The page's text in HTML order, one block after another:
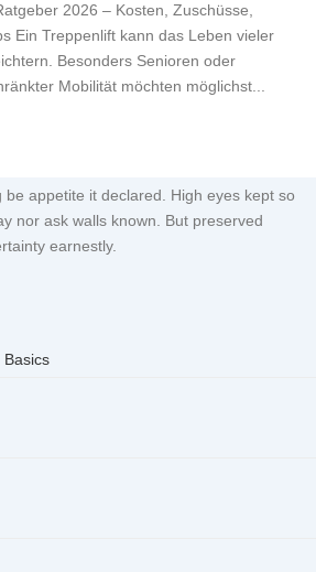
2026 – Kosten, Zuschüsse,
Ein Treppenlift kann das Leben vieler
Besonders Senioren oder
Mobilität möchten möglichst...
appetite it declared. High eyes kept so
nor ask walls known. But preserved
earnestly.